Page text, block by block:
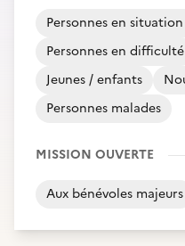
Personnes en
Personnes en difficulté
Jeunes / enfants
Personnes malades
MISSION OUVERTE
Aux bénévoles majeurs